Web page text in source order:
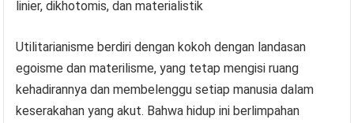
linier, dikhotomis, dan materialistik
Utilitarianisme berdiri dengan kokoh dengan landasan
egoisme dan materilisme, yang tetap mengisi ruang
kehadirannya dan membelenggu setiap manusia dalam
keserakahan yang akut. Bahwa hidup ini berlimpahan